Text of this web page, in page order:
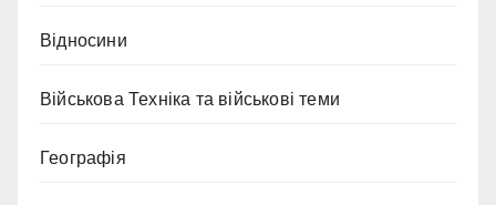
Відносини
Військова Техніка та військові теми
Географія